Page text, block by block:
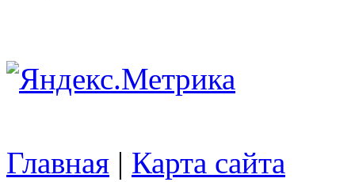
Главная | Карта сайта